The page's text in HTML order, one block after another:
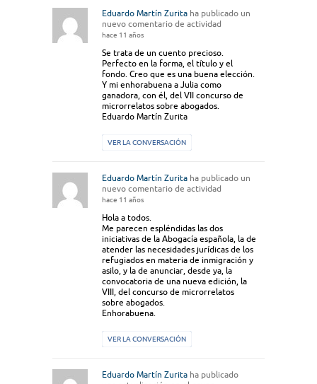
Eduardo Martín Zurita ha publicado un
nuevo comentario de actividad
hace 11 años
Se trata de un cuento precioso.
Perfecto en la forma, el título y el
fondo. Creo que es una buena elección.
Y mi enhorabuena a Julia como
ganadora, con él, del VII concurso de
microrrelatos sobre abogados.
Eduardo Martín Zurita
VER LA CONVERSACIÓN
Eduardo Martín Zurita ha publicado un
nuevo comentario de actividad
hace 11 años
Hola a todos.
Me parecen espléndidas las dos
iniciativas de la Abogacía española, la de
atender las necesidades jurídicas de los
refugiados en materia de inmigración y
asilo, y la de anunciar, desde ya, la
convocatoria de una nueva edición, la
VIII, del concurso de microrrelatos
sobre abogados.
Enhorabuena.
VER LA CONVERSACIÓN
Eduardo Martín Zurita ha publicado